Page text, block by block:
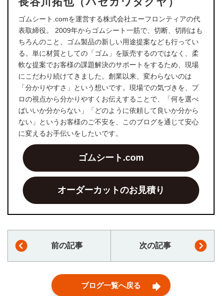
ゴムシート.comを運営する株式会社エーフロンティアの代
表取締役。 2009年からゴムシート一筋で、切断、切削はも
ちろんのこと、ゴム製品の新しい用途提案なども行ってい
る。単に材質としての「ゴム」を販売するのではなく、柔
軟な提案でお客様の課題解決のサポートをするため、現場
にこだわり続けてきました。創業以来、変わらないのは
「分かりやすさ」という想いです。現場での気づきを、プ
ロの視点から分かりやすくお伝えすることで、「何を選べ
ばいいか分からない」「どのように依頼して良いか分から
ない」というお客様のご不安を、このブログを通じて安心
に変えるお手伝いをしたいです。
ゴムシート.com
オーダーカットのお見積り
前の記事 次の記事
ブログ一覧へ戻る